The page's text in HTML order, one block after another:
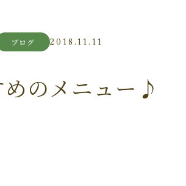
ブログ 2018.11.11
めのメニュー♪